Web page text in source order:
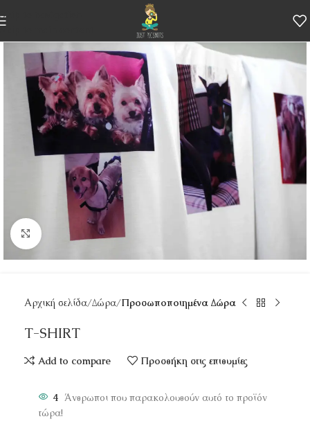
Skip to navigation
Skip to main content
Κάντε κλικ για μεγέθυνση
Αρχική σελίδα Δώρα Προσωποποιημένα Δώρα
T-SHIRT
Add to compare Προσθήκη στις επιθυμίες
4 Άνθρωποι που παρακολουθούν αυτό το προϊόν
τώρα!